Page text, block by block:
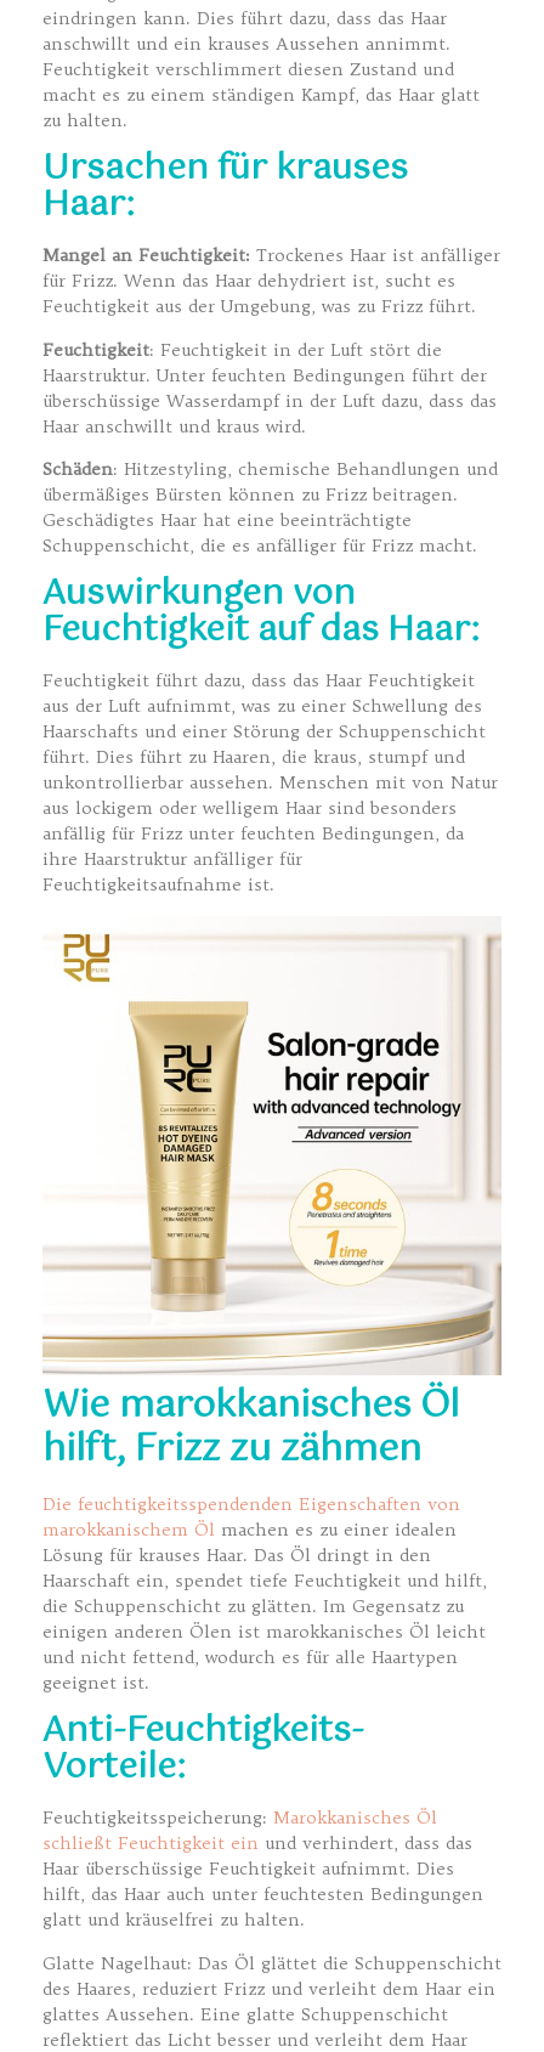
eindringen kann. Dies führt dazu, dass das Haar
anschwillt und ein krauses Aussehen annimmt.
Feuchtigkeit verschlimmert diesen Zustand und
macht es zu einem ständigen Kampf, das Haar glatt
zu halten.
Ursachen für krauses
Haar:
Mangel an Feuchtigkeit: Trockenes Haar ist anfälliger
für Frizz. Wenn das Haar dehydriert ist, sucht es
Feuchtigkeit aus der Umgebung, was zu Frizz führt.
Feuchtigkeit: Feuchtigkeit in der Luft stört die
Haarstruktur. Unter feuchten Bedingungen führt der
überschüssige Wasserdampf in der Luft dazu, dass das
Haar anschwillt und kraus wird.
Schäden: Hitzestyling, chemische Behandlungen und
übermäßiges Bürsten können zu Frizz beitragen.
Geschädigtes Haar hat eine beeinträchtigte
Schuppenschicht, die es anfälliger für Frizz macht.
Auswirkungen von
Feuchtigkeit auf das Haar:
Feuchtigkeit führt dazu, dass das Haar Feuchtigkeit
aus der Luft aufnimmt, was zu einer Schwellung des
Haarschafts und einer Störung der Schuppenschicht
führt. Dies führt zu Haaren, die kraus, stumpf und
unkontrollierbar aussehen. Menschen mit von Natur
aus lockigem oder welligem Haar sind besonders
anfällig für Frizz unter feuchten Bedingungen, da
ihre Haarstruktur anfälliger für
Feuchtigkeitsaufnahme ist.
Wie marokkanisches Öl
hilft, Frizz zu zähmen
Die feuchtigkeitsspendenden Eigenschaften von
marokkanischem Öl machen es zu einer idealen
Lösung für krauses Haar. Das Öl dringt in den
Haarschaft ein, spendet tiefe Feuchtigkeit und hilft,
die Schuppenschicht zu glätten. Im Gegensatz zu
einigen anderen Ölen ist marokkanisches Öl leicht
und nicht fettend, wodurch es für alle Haartypen
geeignet ist.
Anti-Feuchtigkeits-
Vorteile:
Feuchtigkeitsspeicherung: Marokkanisches Öl
schließt Feuchtigkeit ein und verhindert, dass das
Haar überschüssige Feuchtigkeit aufnimmt. Dies
hilft, das Haar auch unter feuchtesten Bedingungen
glatt und kräuselfrei zu halten.
Glatte Nagelhaut: Das Öl glättet die Schuppenschicht
des Haares, reduziert Frizz und verleiht dem Haar ein
glattes Aussehen. Eine glatte Schuppenschicht
reflektiert das Licht besser und verleiht dem Haar